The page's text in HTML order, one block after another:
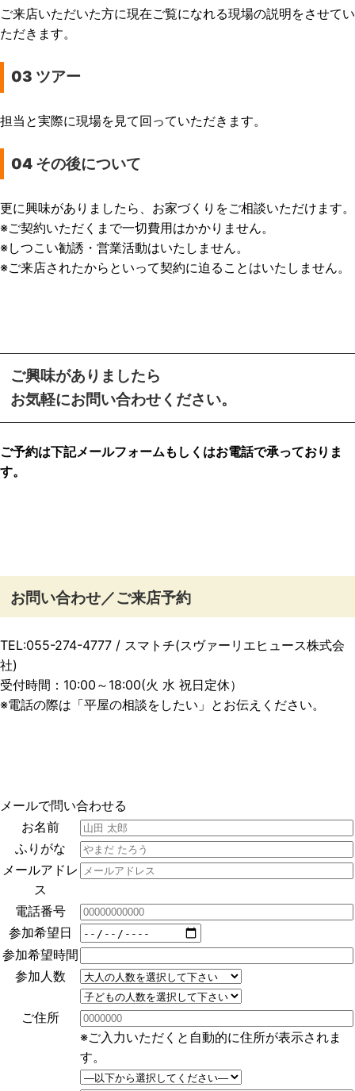
ご来店いただいた方に現在ご覧になれる現場の説明をさせてい
ただきます。
03 ツアー
担当と実際に現場を見て回っていただきます。
04その後について
更に興味がありましたら、お家づくりをご相談いただけます。
※ご契約いただくまで一切費用はかかりません。
※しつこい勧誘・営業活動はいたしません。
※ご来店されたからといって契約に迫ることはいたしません。
ご興味がありましたら
お気軽にお問い合わせください。
ご予約は下記メールフォームもしくはお電話で承っておりま
す。
お問い合わせ／ご来店予約
TEL:055-274-4777 / スマトチ(スヴァーリエヒュース株式会
社)
受付時間：10:00～18:00(火 水 祝日定休）
※電話の際は「平屋の相談をしたい」とお伝えください。
メールで問い合わせる
お名前
ふりがな
メールアドレ
ス
電話番号
参加希望日
参加希望時間
参加人数
ご住所
※ご入力いただくと自動的に住所が表示されま
す。